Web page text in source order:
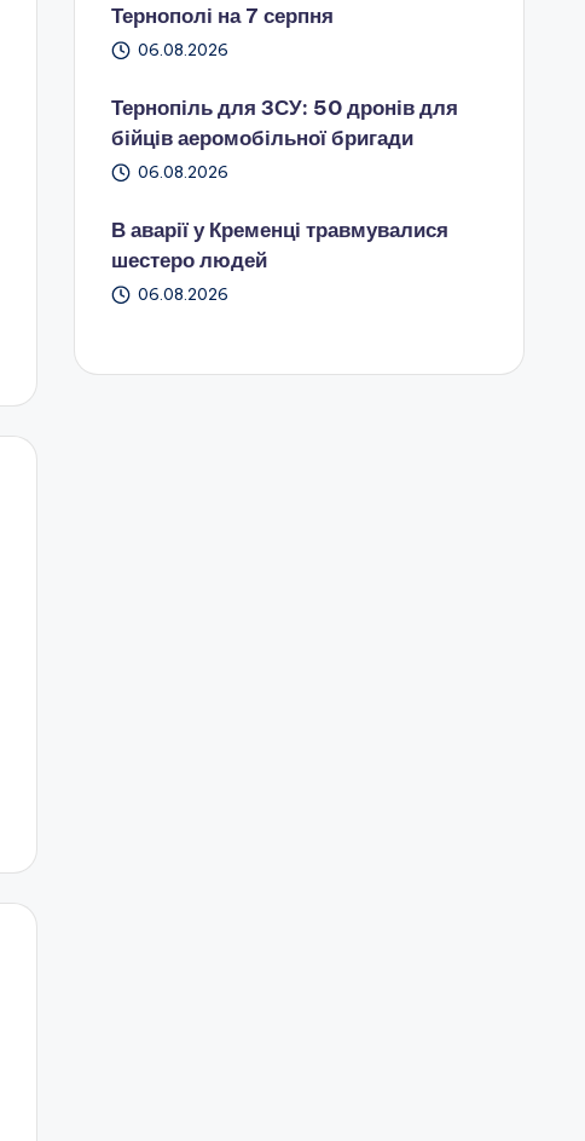
Тернополі на 7 серпня
06.08.2026
Тернопіль для ЗСУ: 50 дронів для
бійців аеромобільної бригади
06.08.2026
В аварії у Кременці травмувалися
шестеро людей
06.08.2026